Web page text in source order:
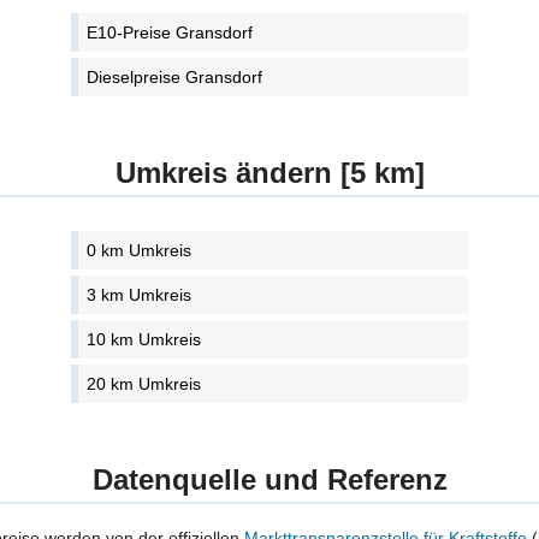
E10-Preise Gransdorf
Dieselpreise Gransdorf
Umkreis ändern [5 km]
0 km Umkreis
3 km Umkreis
10 km Umkreis
20 km Umkreis
Datenquelle und Referenz